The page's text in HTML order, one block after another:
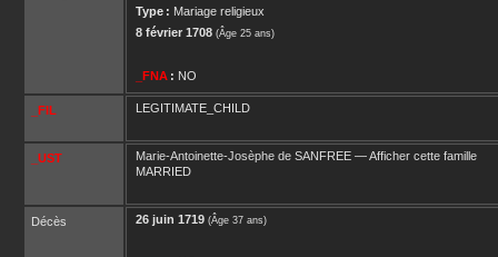
Type : Mariage religieux
8 février 1708 (Âge 25 ans)
_FNA : NO
_FIL LEGITIMATE_CHILD
_UST Marie-Antoinette-Josèphe de SANFREE —Afficher cette famille
MARRIED
Décès 26 juin 1719 (Âge 37 ans)